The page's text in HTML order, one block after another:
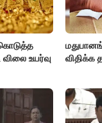
உயர்வு
விதிக்க